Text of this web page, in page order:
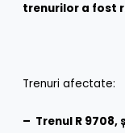
trenurilor a fost
Trenuri afectate:
– Trenul R